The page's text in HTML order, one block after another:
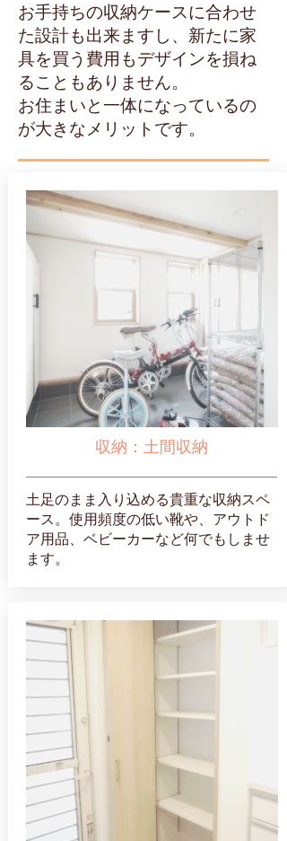
お手持ちの収納ケースに合わせ
た設計も出来ますし、新たに家
具を買う費用もデザインを損ね
ることもありません。
お住まいと一体になっているの
が大きなメリットです。
収納：土間収納
土足のまま入り込める貴重な収納スペ
ース。使用頻度の低い靴や、アウトド
ア用品、ベビーカーなど何でもしませ
ます。